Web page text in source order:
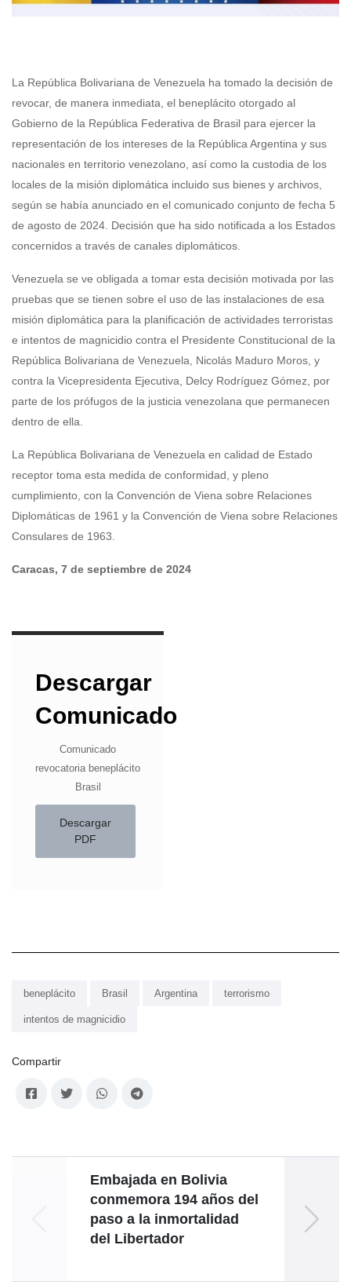
La República Bolivariana de Venezuela ha tomado la decisión de
revocar, de manera inmediata, el beneplácito otorgado al
Gobierno de la República Federativa de Brasil para ejercer la
representación de los intereses de la República Argentina y sus
nacionales en territorio venezolano, así como la custodia de los
locales de la misión diplomática incluido sus bienes y archivos,
según se había anunciado en el comunicado conjunto de fecha 5
de agosto de 2024. Decisión que ha sido notificada a los Estados
concernidos a través de canales diplomáticos.
Venezuela se ve obligada a tomar esta decisión motivada por las
pruebas que se tienen sobre el uso de las instalaciones de esa
misión diplomática para la planificación de actividades terroristas
e intentos de magnicidio contra el Presidente Constitucional de la
República Bolivariana de Venezuela, Nicolás Maduro Moros, y
contra la Vicepresidenta Ejecutiva, Delcy Rodríguez Gómez, por
parte de los prófugos de la justicia venezolana que permanecen
dentro de ella.
La República Bolivariana de Venezuela en calidad de Estado
receptor toma esta medida de conformidad, y pleno
cumplimiento, con la Convención de Viena sobre Relaciones
Diplomáticas de 1961 y la Convención de Viena sobre Relaciones
Consulares de 1963.
Caracas, 7 de septiembre de 2024
Descargar
Comunicado
Comunicado
revocatoria beneplácito
Brasil
Descargar
PDF
beneplácito Brasil Argentina terrorismo
intentos de magnicidio
Compartir
Embajada en Bolivia
conmemora 194 años del
paso a la inmortalidad
del Libertador